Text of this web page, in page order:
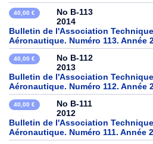
40,00 €
No B-113
2014
Bulletin de l'Association
Aéronautique. Numéro 113. Année
40,00 €
No B-112
2013
Bulletin de l'Association
Aéronautique. Numéro 112. Année
40,00 €
No B-111
2012
Bulletin de l'Association
Aéronautique. Numéro 111. Année